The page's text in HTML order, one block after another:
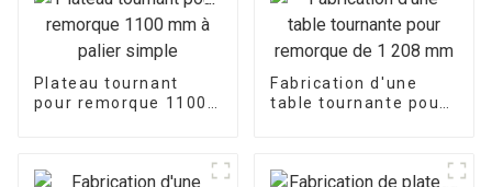
Plateau tournant
pour remorque 1100
Fabrication d'une
table tournante pour